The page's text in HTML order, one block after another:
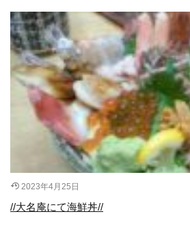
2023年4月25日
//大名庵にて海鮮丼//